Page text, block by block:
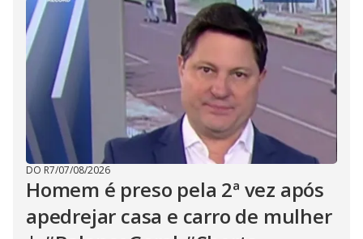
DO R7/07/08/2026
Homem é preso pela 2ª vez após
apedrejar casa e carro de mulher